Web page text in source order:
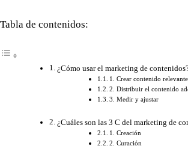
Tabla de contenidos:
¿Cómo usar el marketing de
1. Crear contenido
2. Distribuir el contenido
3. Medir y ajustar
¿Cuáles son las 3 C del marketing de
1. Creación
2. Curación